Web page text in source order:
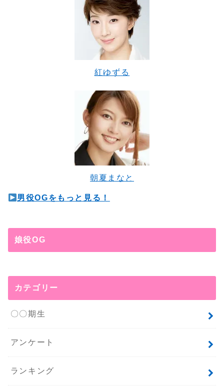
紅ゆずる
朝夏まなと
男役OGをもっと見る！
娘役OG
カテゴリー
〇〇期生
アンケート
ランキング